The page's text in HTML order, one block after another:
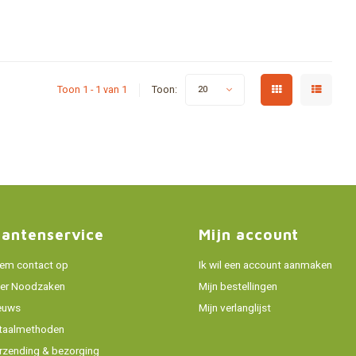
Toon 1 - 1 van 1 Toon: 20
contact op
Noodzaken
& bezorging
Mijn account
Ik wil een account aanmaken
Mijn bestellingen
Mijn verlanglijst